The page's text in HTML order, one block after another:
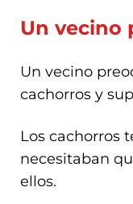
Un vecino
Un vecino
cachorros y
Los cachorros
necesitaban
ellos.